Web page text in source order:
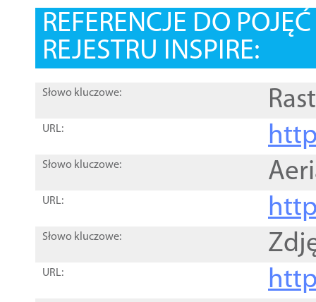
REFERENCJE DO
REJESTRU INSPIRE:
Słowo kluczowe:
URL:
Słowo kluczowe:
URL:
Słowo kluczowe:
URL: